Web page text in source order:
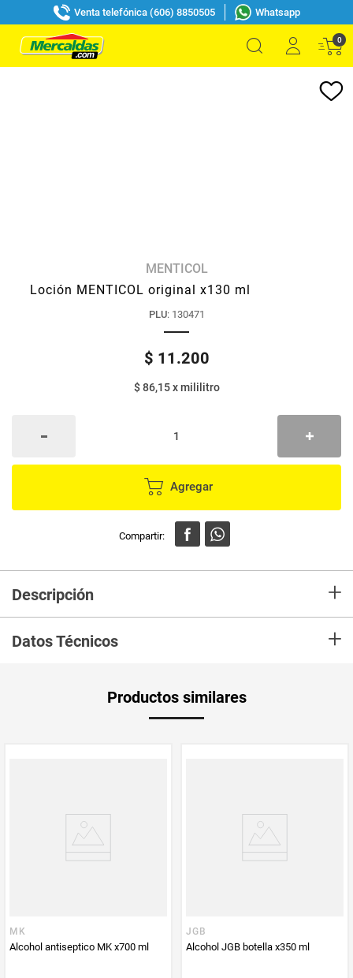
Venta telefónica (606) 8850505 Whatsapp
0
MENTICOL
Loción MENTICOL original x130 ml
PLU: 130471
$ 11.200
$ 86,15xmililitro
Agregar
Descripción +
Datos Técnicos +
PUM - Unidad
de Medida
Productos similares
MK
Alcohol antiseptico MK x700 ml
JGB
Alcohol JGB botella x350 ml